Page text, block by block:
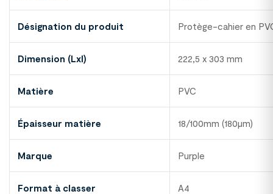
Désignation du produit Protège-cahier en
Dimension (Lxl) 222,5 x 303 mm
Matière PVC
Épaisseur matière 18/100mm (180µm)
Marque Purple
Format à classer A4